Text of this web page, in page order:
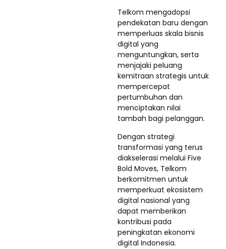
Telkom mengadopsi
pendekatan baru dengan
memperluas skala bisnis
digital yang
menguntungkan, serta
menjajaki peluang
kemitraan strategis untuk
mempercepat
pertumbuhan dan
menciptakan nilai
tambah bagi pelanggan.
Dengan strategi
transformasi yang terus
diakselerasi melalui Five
Bold Moves, Telkom
berkomitmen untuk
memperkuat ekosistem
digital nasional yang
dapat memberikan
kontribusi pada
peningkatan ekonomi
digital Indonesia.